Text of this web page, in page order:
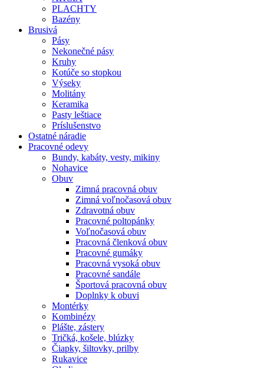
PLACHTY
Bazény
Brusivá
Pásy
Nekonečné pásy
Kruhy
Kotúče so stopkou
Výseky
Molitány
Keramika
Pasty leštiace
Príslušenstvo
Ostatné náradie
Pracovné odevy
Bundy, kabáty, vesty, mikiny
Nohavice
Obuv
Zimná pracovná obuv
Zimná voľnočasová obuv
Zdravotná obuv
Pracovné poltopánky
Voľnočasová obuv
Pracovná členková obuv
Pracovné gumáky
Pracovná vysoká obuv
Pracovné sandále
Športová pracovná obuv
Doplnky k obuvi
Montérky
Kombinézy
Plášte, zástery
Tričká, košele, blúzky
Čiapky, šiltovky, prilby
Rukavice